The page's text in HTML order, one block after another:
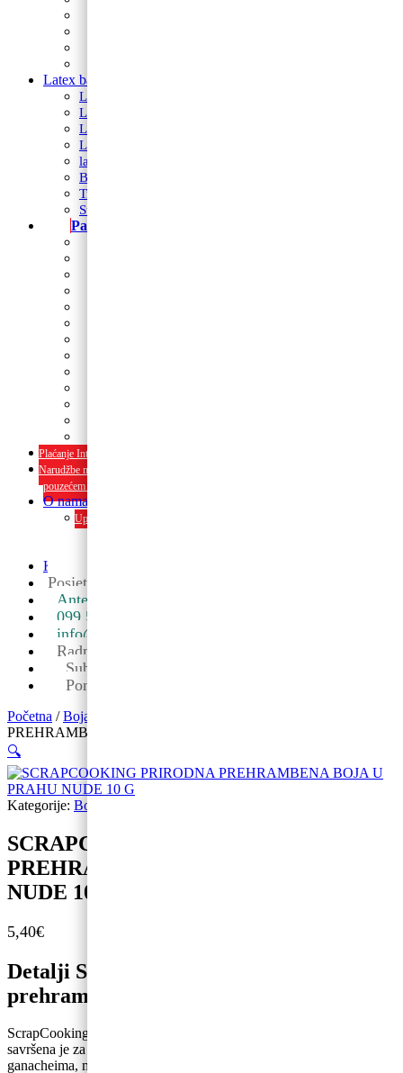
Latex baloni
Latex balon 5″
Latex baloni 10″
Latex balon 12″
Latex balon ogledalo 12″
latex baloni s tiskom
Baloni za Modeliranje
Trakice
Stalci za dekoriranje
Party program
Plaćanje Internet bankarstvom i pouzećem
Narudžbe napravljene do 12:00 sati šaljemo isti radni dan, Dostava iznosi 5€ plaćanje
pouzećem može se razlikovati ovisno o mjestu. Vrijeme dostave je 3 do 5 radnih
O nama
Upoznaj nas ili posjeti u trgovini. Osim proizvoda nudimo i usluge
Kontakt
Posjetite nas u maloprodaji
Ante Starčevića 5A, Koprivnica ->
099 590 2450
info@partyshopbaloncic.hr
Radno vrijeme
Sub: 08-13
Pon-pet: 09-19
Početna /Boja za kolače
PREHRAMBENA BOJA U PRAHU NUDE 10 G
🔍
Kategorije: Boja za kolače
SCRAPCOOKING PRIRODNA
PREHRAMBENA BOJA U PRAHU
NUDE 10 G
5,40€
Detalji ScrapCooking prirodna
prehrambena boja u prahu Nude 10 g
ScrapCooking prirodna prehrambena boja u prahu Nude 10 g
savršena je za davanje boje kolačima, makaronima, bavaroisima,
ganacheima, meringueima, kolačima, preljevima i još mnogo toga.